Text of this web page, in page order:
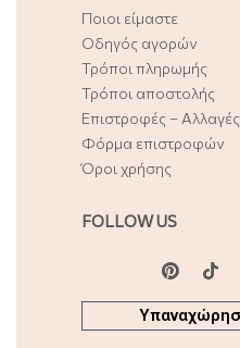
Ποιοι είμαστε
Οδηγός αγορών
Τρόποι πληρωμής
Τρόποι αποστολής
Επιστροφές – Αλλαγές
Φόρμα επιστροφών
Όροι χρήσης
FOLLOW US